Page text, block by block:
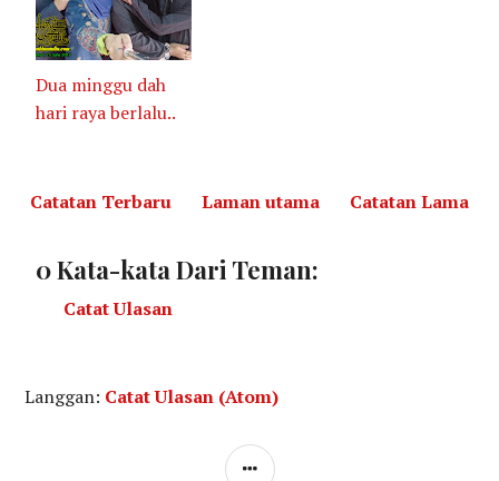
Dua minggu dah
hari raya berlalu..
Catatan Terbaru Catatan Lama
Laman utama
0 Kata-kata Dari Teman:
Catat Ulasan
Langgan: Catat Ulasan (Atom)
S